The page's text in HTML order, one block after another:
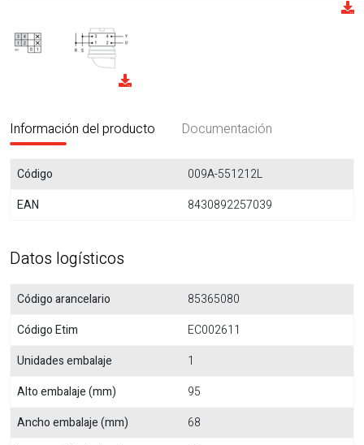
Información del producto Documentación
Código
009A-551212L
EAN
8430892257039
Datos logísticos
Código arancelario
85365080
Código Etim
EC002611
Unidades embalaje
1
Alto embalaje (mm)
95
Ancho embalaje (mm)
68